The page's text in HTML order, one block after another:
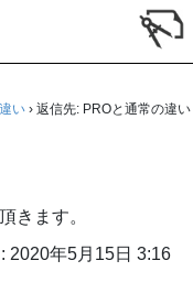
い › 返信先: PROと通常の違い
きます。
2020年5月15日 3:16